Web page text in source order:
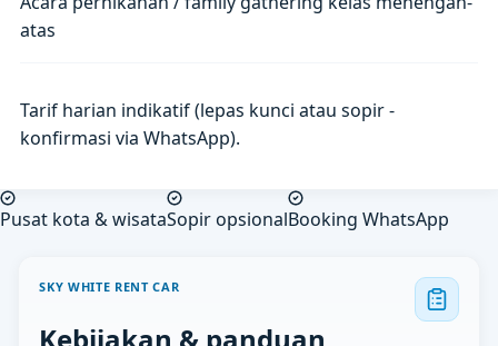
atas
Tarif harian indikatif (lepas kunci atau sopir -
konfirmasi via WhatsApp).
Pusat kota & wisataSopir opsionalBooking WhatsApp
SKY WHITE RENT CAR